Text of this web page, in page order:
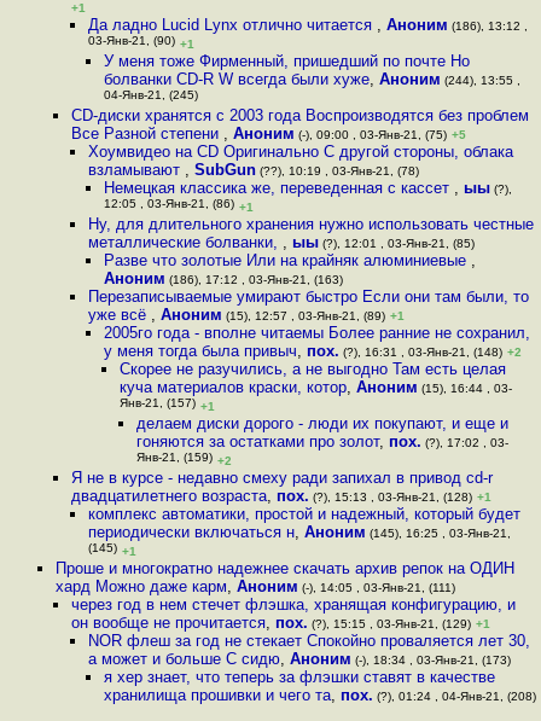
+1
Да ладно Lucid Lynx отлично читается , Аноним (186), 13:12 ,
03-Янв-21, (90) +1
У меня тоже Фирменный, пришедший по почте Но
болванки CD-R W всегда были хуже, Аноним (244), 13:55 ,
04-Янв-21, (245)
CD-диски хранятся с 2003 года Воспроизводятся без проблем
Все Разной степени ,Аноним (-), 09:00 , 03-Янв-21, (75) +5
Хоумвидео на CD Оригинально С другой стороны, облака
взламывают , SubGun(??), 10:19 , 03-Янв-21, (78)
Немецкая классика же, переведенная с кассет , ыы(?),
12:05 , 03-Янв-21, (86) +1
Ну, для длительного хранения нужно использовать честные
металлические болванки, , ыы(?), 12:01 , 03-Янв-21, (85)
Разве что золотые Или на крайняк алюминиевые ,
Аноним (186), 17:12 , 03-Янв-21, (163)
Перезаписываемые умирают быстро Если они там были, то
уже всё , Аноним (15), 12:57 , 03-Янв-21, (89) +1
2005го года - вполне читаемы Более ранние не сохранил,
у меня тогда была привыч, пох. (?), 16:31 , 03-Янв-21, (148) +2
Скорее не разучились, а не выгодно Там есть целая
куча материалов краски, котор,Аноним (15), 16:44 , 03-
Янв-21, (157) +1
делаем диски дорого - люди их покупают, и еще и
гоняются за остатками про золот, пох. (?), 17:02 , 03-
Янв-21, (159) +2
Я не в курсе - недавно смеху ради запихал в привод cd-r
двадцатилетнего возраста, пох. (?), 15:13 , 03-Янв-21, (128) +1
комплекс автоматики, простой и надежный, который будет
периодически включаться н, Аноним (145), 16:25 , 03-Янв-21,
(145) +1
Проше и многократно надежнее скачать архив репок на ОДИН
хард Можно даже карм, Аноним (-), 14:05 , 03-Янв-21, (111)
через год в нем стечет флэшка, хранящая конфигурацию, и
он вообще не прочитается, пох. (?), 15:15 , 03-Янв-21, (129) +1
NOR флеш за год не стекает Спокойно проваляется лет 30,
а может и больше С сидю, Аноним (-), 18:34 , 03-Янв-21, (173)
я хер знает, что теперь за флэшки ставят в качестве
хранилища прошивки и чего та, пох. (?), 01:24 , 04-Янв-21, (208)